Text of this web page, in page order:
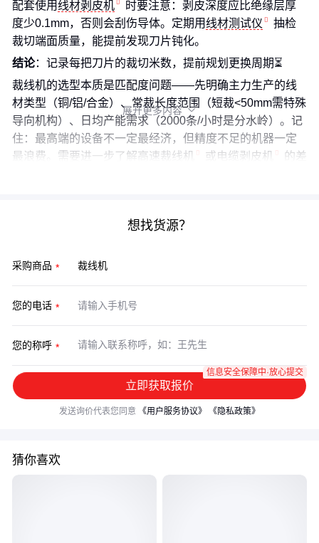
配套使用线材剥皮机
时要注意：剥皮深度应比绝缘层厚
度少0.1mm，否则会刮伤导体。定期用线材测试仪
抽检
裁切端面质量，能提前发现刀片钝化。
结论：记录每把刀片的裁切米数，提前规划更换周期⏳
裁线机的选型本质是匹配度问题——先明确主力生产的线
材类型（铜/铝/合金）、常裁长度范围（短裁<50mm需特殊
导向机构）、日均产能需求（2000条/小时是分水岭）。记
住：最高端的设备不一定最经济，但精度不足的机器一定
最浪费。需要进一步了解高速裁线机 或电缆剥皮机
的差
展开更多内容 
想找货源？
采购商品
您的电话
您的称呼
立即获取报价
信息安全保障中·放心提交
发送询价代表您同意 《用户服务协议》 《隐私政策》
猜你喜欢